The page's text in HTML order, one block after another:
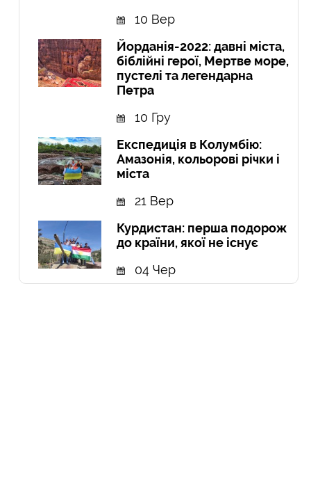
10 Вер
Йорданія-2022: давні міста,
біблійні герої, Мертве море,
пустелі та легендарна
Петра
10 Гру
Експедиція в Колумбію:
Амазонія, кольорові річки і
міста
21 Вер
Курдистан: перша подорож
до країни, якої не існує
04 Чер